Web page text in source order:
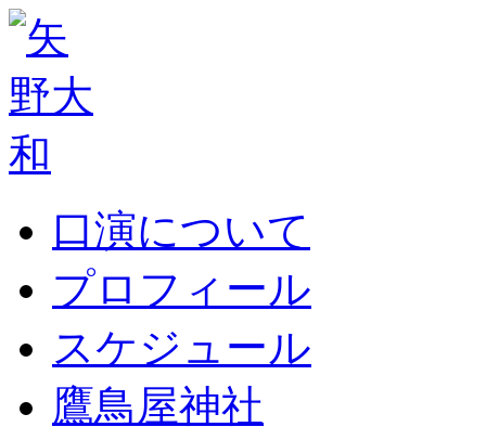
口演について
プロフィール
スケジュール
鷹鳥屋神社